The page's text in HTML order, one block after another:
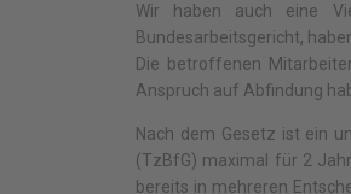
Wir haben auch eine
Bundesarbeitsgericht,
Die betroffenen
Anspruch auf Abfindung
Nach dem Gesetz ist ein
(TzBfG) maximal für 2
bereits in mehreren